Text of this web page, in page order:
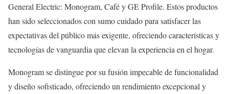
General Electric: Monogram, Café y GE Profile. Estos productos
han sido seleccionados con sumo cuidado para satisfacer las
expectativas del público más exigente, ofreciendo características y
tecnologías de vanguardia que elevan la experiencia en el hogar.
Monogram se distingue por su fusión impecable de funcionalidad
y diseño sofisticado, ofreciendo un rendimiento excepcional y